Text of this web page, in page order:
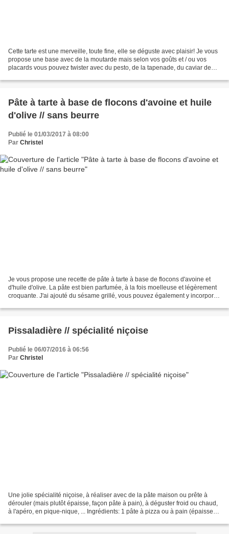
Cette tarte est une merveille, toute fine, elle se déguste avec plaisir! Je vous
propose une base avec de la moutarde mais selon vos goûts et / ou vos
placards vous pouvez twister avec du pesto, de la tapenade, du caviar de
Pâte à tarte à base de flocons d'avoine et huile
d'olive // sans beurre
Publié le 01/03/2017 à 08:00
Par Christel
Je vous propose une recette de pâte à tarte à base de flocons d'avoine et
d'huile d'olive. La pâte est bien parfumée, à la fois moelleuse et légèrement
croquante. J'ai ajouté du sésame grillé, vous pouvez également y incorporer
Pissaladière // spécialité niçoise
Publié le 06/07/2016 à 06:56
Par Christel
Une jolie spécialité niçoise, à réaliser avec de la pâte maison ou prête à
dérouler (mais plutôt épaisse, façon pâte à pain), à déguster froid ou chaud,
à l'apéro, en pique-nique, ... Ingrédients: 1 pâte à pizza ou à pain (épaisse) 1